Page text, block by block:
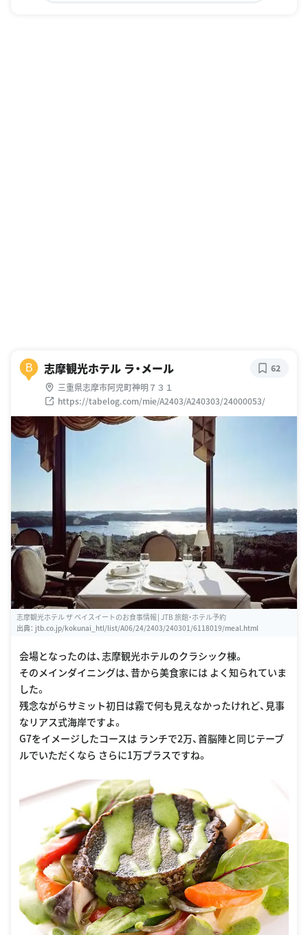
B 志摩観光ホテル ラ・メール
三重県志摩市阿児町神明７３１
https://tabelog.com/mie/A2403/A240303/24000053/
62
志摩観光ホテル ザ ベイスイートのお食事情報│JTB 旅館・ホテル予約
出典： jtb.co.jp/kokunai_htl/list/A06/24/2403/240301/6118019/meal.html
会場となったのは、志摩観光ホテルのクラシック棟。
そのメインダイニングは、昔から美食家には よく知られていま
した。
残念ながらサミット初日は霧で何も見えなかったけれど、見事
なリアス式海岸ですよ。
G7をイメージしたコースは ランチで2万、首脳陣と同じテーブ
ルでいただくなら さらに1万プラスですね。